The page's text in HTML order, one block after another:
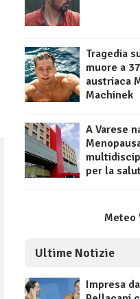
Tragedia
muore a
austriaca
Machinek
A Varese
per la
Meteo
Ultime Notizie
Impresa